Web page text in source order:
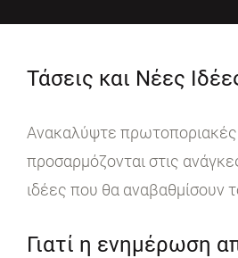
Τάσεις και Νέες
Ανακαλύψτε πρωτοποριακές
προσαρμόζονται στις
ιδέες που θα αναβαθμίσουν
Γιατί η ενημέρωση